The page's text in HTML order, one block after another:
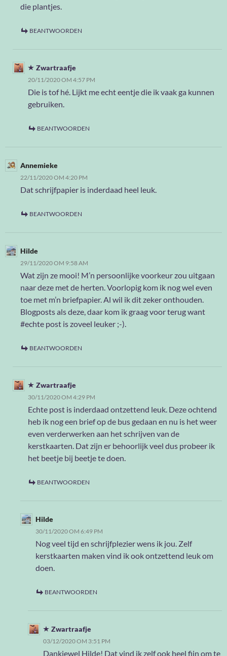
die plantjes.
BEANTWOORDEN
Zwartraafje
20/11/2020 OM 4:57 PM
Die is tof hé. Lijkt me echt eentje die ik vaak ga kunnen
gebruiken.
BEANTWOORDEN
Annemieke
22/11/2020 OM 4:20 PM
Dat schrijfpapier is inderdaad heel leuk.
BEANTWOORDEN
Hilde
29/11/2020 OM 9:58 AM
Wat zijn ze mooi! M’n persoonlijke voorkeur zou uitgaan
naar deze met de herten. Voorlopig kom ik nog wel even
toe met m’n briefpapier. Al wil ik dit zeker onthouden.
Blogposts als deze, daar kom ik graag voor terug want
#echte post is zoveel leuker ;-).
BEANTWOORDEN
Zwartraafje
30/11/2020 OM 4:29 PM
Echte post is inderdaad ontzettend leuk. Deze ochtend
heb ik nog een brief op de bus gedaan en nu is het weer
even verderwerken aan het schrijven van de
kerstkaarten. Dat zijn er behoorlijk veel dus probeer ik
het beetje bij beetje te doen.
BEANTWOORDEN
Hilde
30/11/2020 OM 6:49 PM
Nog veel tijd en schrijfplezier wens ik jou. Zelf
kerstkaarten maken vind ik ook ontzettend leuk om
doen.
BEANTWOORDEN
Zwartraafje
03/12/2020 OM 3:51 PM
Dankjewel Hilde! Dat vind ik zelf ook heel fijn om te